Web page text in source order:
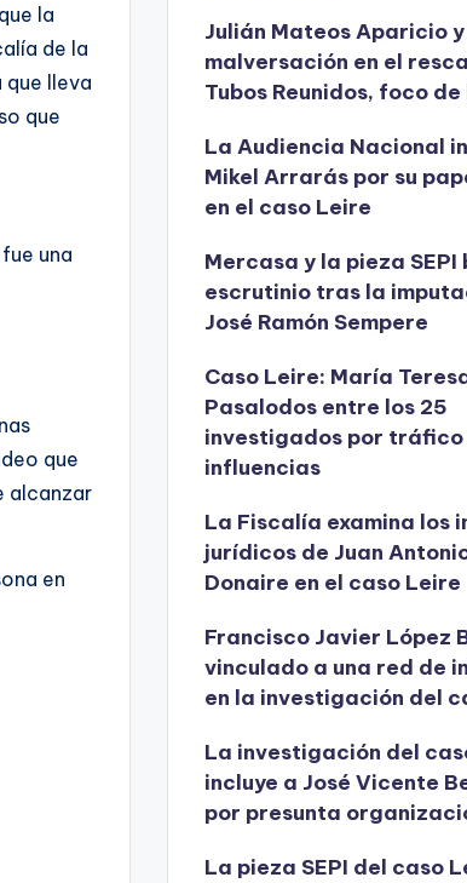
la
de la
lleva
que
una
que
alcanzar
en
Julián Mateos Aparicio
malversación en el
Tubos Reunidos, foco de
La Audiencia Nacional
Mikel Arrarás por su
en el caso Leire
Mercasa y la pieza SEPI
escrutinio tras la
José Ramón Sempere
Caso Leire: María
Pasalodos entre los 25
investigados por tráfico
influencias
La Fiscalía examina los
jurídicos de Juan
Donaire en el caso Leire
Francisco Javier López
vinculado a una red de
en la investigación del
La investigación del
incluye a José Vicente
por presunta
La pieza SEPI del caso